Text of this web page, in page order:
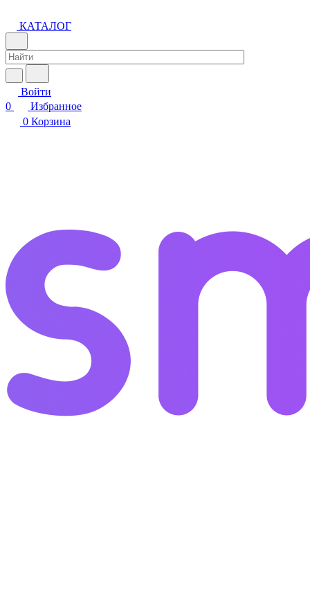
КАТАЛОГ
Войти
0
Избранное
0 Корзина